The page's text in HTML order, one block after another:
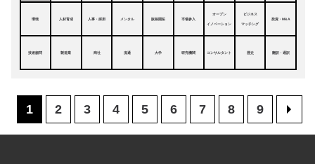
環境 人材育成 人事・採用 メンタル 販路開拓 市場参入
オープン
イノベーション
ビジネス
マッチング
投資・M&A
技術顧問 製造業 商社 流通 大学 研究機関 コンサルタント 歴史 翻訳・通訳
1 2 3 4 5 6 7 8 9 >